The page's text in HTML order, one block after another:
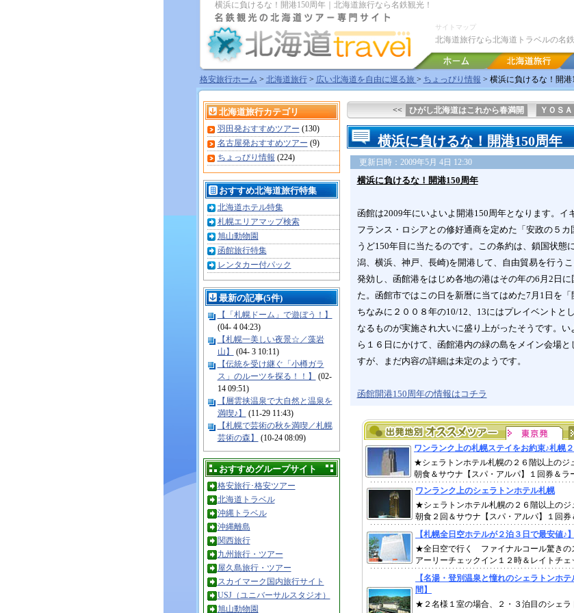
横浜に負けるな！開港150周年｜北海道旅行なら名鉄観光！
サイトマップ
北海道旅行なら北海道トラベルの名鉄
格安旅行ホーム > 北海道旅行> 広い北海道を自由に巡る旅 > ちょっぴり情報 > 横浜に負けるな！開港
<< ひがし北海道はこれから春満開 ＹＯＳ
横浜に負けるな！開港150周年
更新日時：2009年5月 4日 12:30
横浜に負けるな！開港150周年
函館は2009年にいよいよ開港150周年となります。イ
フランス・ロシアとの修好通商を定めた 「安政の５
うど150年目に当たるのです。この条約は、鎖国状態
潟、 横浜、神戸、長崎)を開港して、 自由貿易を行う
発効し、函館港をはじめ各地の港はその年の6月2日
た。 函館市ではこの日を新暦に当てはめた7月1日を「
ちなみに２００８年の10/12、13にはプレイベントと
なるものが実施され大いに盛り上がったそうです。
ら１６日にかけて、函館港内の緑の島をメイン会場
すが、まだ内容の詳細は未定のようです。
函館開港150周年の情報はコチラ
北海道旅行カテゴリ
羽田発おすすめツアー (130)
名古屋発おすすめツアー (9)
ちょっぴり情報 (224)
おすすめ北海道旅行特集
北海道ホテル特集
札幌エリアマップ検索
旭山動物園
函館旅行特集
レンタカー付パック
最新の記事(5件)
【「札幌ドーム」で遊ぼう！】
(04- 4 04:23)
【札幌一美しい夜景☆／藻岩
山】
(04- 3 10:11)
【伝統を受け継ぐ「小樽ガラ
ス」のルーツを探る！！】
(02-
14 09:51)
【層雲挟温泉で大自然と温泉を
満喫♪】
(11-29 11:43)
【札幌で芸術の秋を満喫／札幌
芸術の森】
(10-24 08:09)
おすすめグループサイト
格安旅行･格安ツアー
北海道トラベル
沖縄トラベル
沖縄離島
関西旅行
九州旅行・ツアー
屋久島旅行・ツアー
スカイマーク国内旅行サイト
USJ（ユニバーサルスタジオ）
旭山動物園